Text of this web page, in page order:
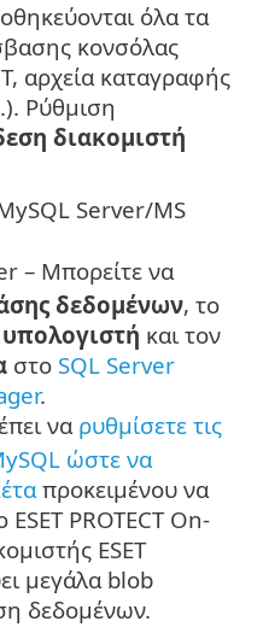
όλα τα
κονσόλας
αρχεία καταγραφής
Ρύθμιση
διακομιστή
Server/MS
– Μπορείτε να
δεδομένων, το
και τον
στο SQL Server
.
να ρυθμίσετε τις
ώστε να
προκειμένου να
PROTECT On-
ESET
μεγάλα blob
δεδομένων.